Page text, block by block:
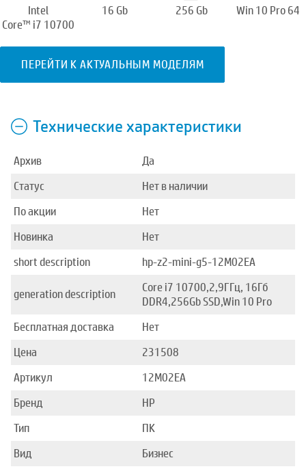
Intel
Core™ i7 10700
16 Gb 256 Gb Win 10 Pro 64
ПЕРЕЙТИ К АКТУАЛЬНЫМ МОДЕЛЯМ
Технические характеристики
Архив
Да
Статус
Нет в наличии
По акции
Нет
Новинка
Нет
short description
hp-z2-mini-g5-12M02EA
generation description
Core i7 10700,2,9ГГц, 16Гб
DDR4,256Gb SSD,Win 10 Pro
Бесплатная доставка
Нет
Цена
231508
Артикул
12M02EA
Бренд
HP
Тип
ПК
Вид
Бизнес